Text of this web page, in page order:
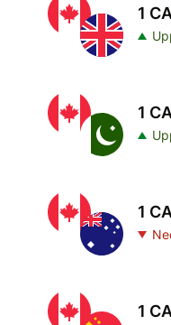
1
1
1
1